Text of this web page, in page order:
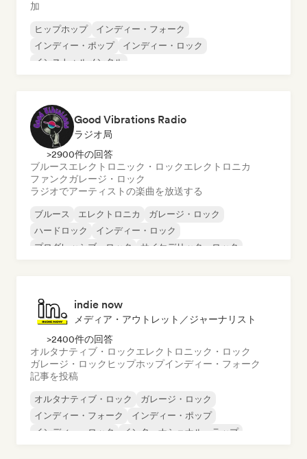
加
ヒップホップ
インディー・フォーク
インディー・ポップ
インディー・ロック
インストゥルメンタル
Good Vibrations Radio
ラジオ局
>2900件の回答
ブルースエレクトロニック・ロックエレクトロニカ
ファンクガレージ・ロック
ラジオでアーティストの楽曲を放送する
ブルース エレクトロニカ
ガレージ・ロック
ハードロック
インディー・ロック
プログレッシブ・ロック
サイケデリック・ロック
indie now
メディア・アウトレット／ジャーナリスト
>2400件の回答
オルタナティブ・ロックエレクトロニック・ロック
ガレージ・ロック ヒップホップインディー・フォーク
記事を投稿
オルタナティブ・ロック
ガレージ・ロック
インディー・フォーク
インディー・ポップ
インディー・ロック
インターナショナル・ラップ